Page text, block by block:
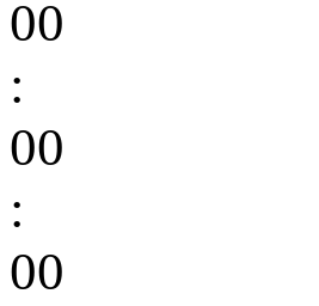
00
:
00
:
00